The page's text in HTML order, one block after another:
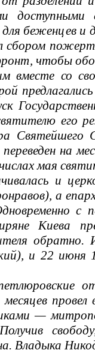
доступными
беженцев и
сбором
чтобы
вместе со
его
на
мая
и
а
с
Киева
и 22
провел
—
Получив
Владыка